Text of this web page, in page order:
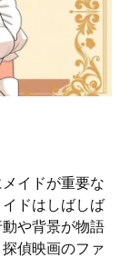
イドが重要な
ドはしばしば
や背景が物語
偵映画のファ